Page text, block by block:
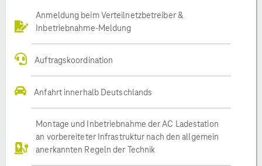
Anmeldung beim Verteilnetzbetreiber &
Inbetriebnahme-Meldung
Auftragskoordination
Anfahrt innerhalb Deutschlands
Montage und Inbetriebnahme der AC Ladestation
an vorbereiteter Infrastruktur nach den allgemein
anerkannten Regeln der Technik